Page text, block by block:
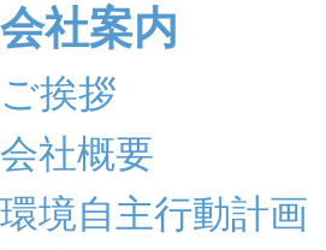
会社案内
ご挨拶
会社概要
環境自主行動計画